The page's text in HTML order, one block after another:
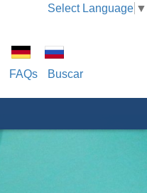
Select Language ▼
FAQs Buscar